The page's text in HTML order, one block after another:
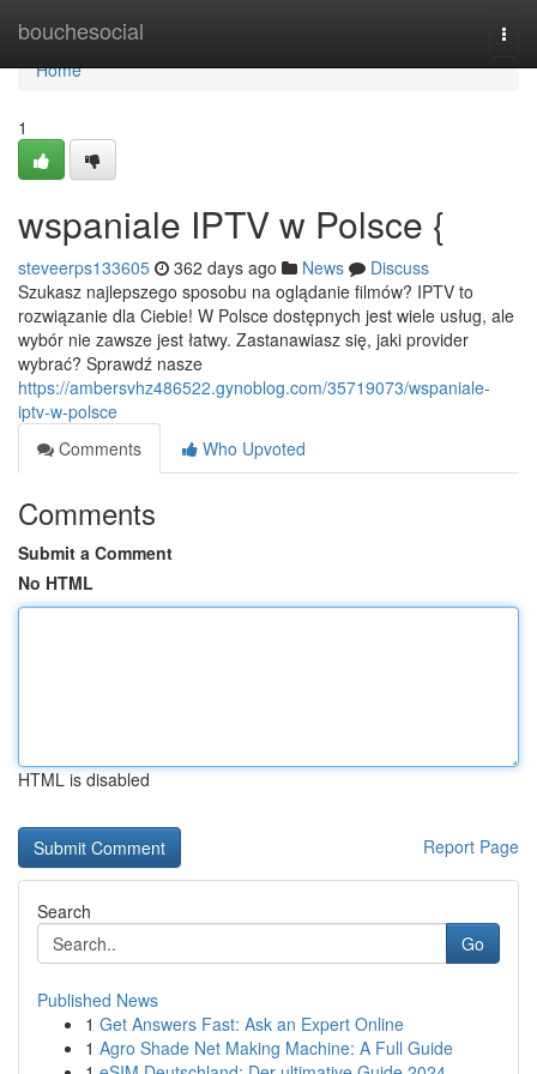
bouchesocial
Home
Home
1
wspaniale IPTV w Polsce {
steveerps133605 362 days ago News
Discuss
Szukasz najlepszego sposobu na oglądanie filmów? IPTV to
rozwiązanie dla Ciebie! W Polsce dostępnych jest wiele usług, ale
wybór nie zawsze jest łatwy. Zastanawiasz się, jaki provider
wybrać? Sprawdź nasze
https://ambersvhz486522.gynoblog.com/35719073/wspaniale-
iptv-w-polsce
Comments
Who Upvoted
Comments
Submit a Comment
No HTML
HTML is disabled
Report Page
Search
Go
Published News
1 Get Answers Fast: Ask an Expert Online
1 Agro Shade Net Making Machine: A Full Guide